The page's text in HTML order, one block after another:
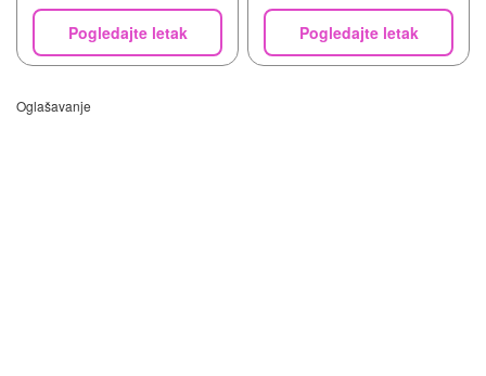
Pogledajte letak Pogledajte letak
Oglašavanje